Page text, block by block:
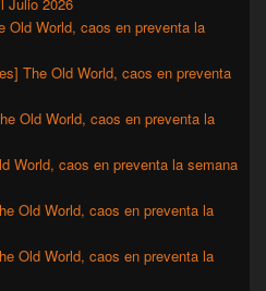
Julio 2026
Old World, caos en preventa la
The Old World, caos en preventa
Old World, caos en preventa la
World, caos en preventa la semana
Old World, caos en preventa la
Old World, caos en preventa la